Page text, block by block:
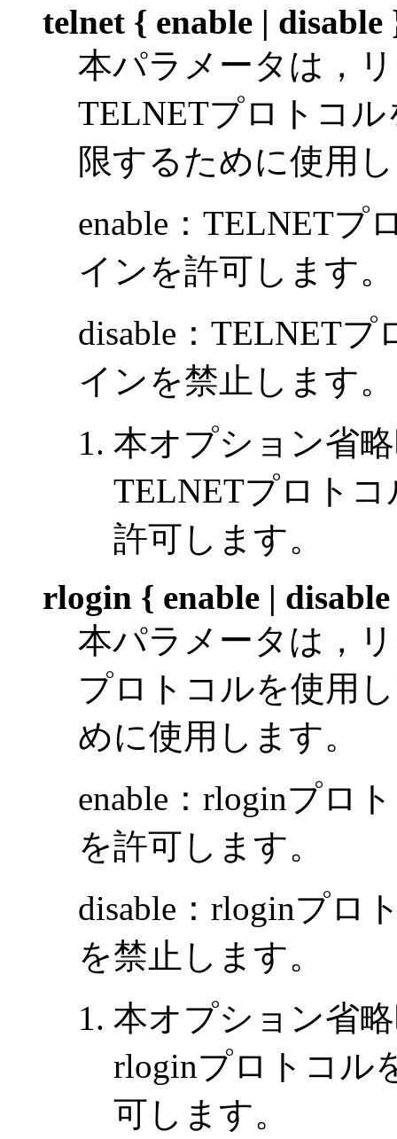
telnet { enable | disable
本パラメータは，
TELNETプロトコ
限するために使用
enable：TELNETプ
インを許可します。
disable：TELNET
インを禁止します。
本オプション省
TELNETプロト
許可します。
rlogin { enable |
本パラメータは，
プロトコルを使用
めに使用します。
enable：rloginプロ
を許可します。
disable：rloginプロ
を禁止します。
本オプション省
rloginプロトコル
可します。